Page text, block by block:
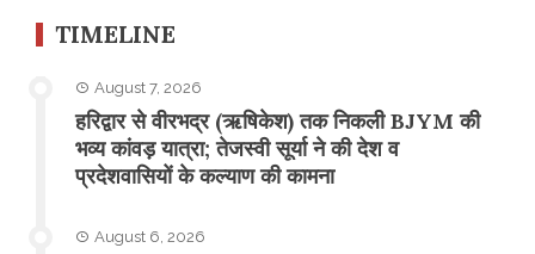
TIMELINE
August 7, 2026
​हरिद्वार से वीरभद्र (ऋषिकेश) तक निकली BJYM की
भव्य कांवड़ यात्रा; तेजस्वी सूर्या ने की देश व
प्रदेशवासियों के कल्याण की कामना
August 6, 2026